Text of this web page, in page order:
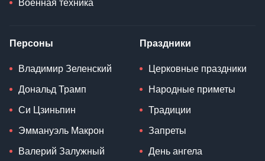
Военная техника
Персоны
Владимир Зеленский
Дональд Трамп
Си Цзиньпин
Эммануэль Макрон
Валерий Залужный
Праздники
Церковные праздники
Народные приметы
Традиции
Запреты
День ангела